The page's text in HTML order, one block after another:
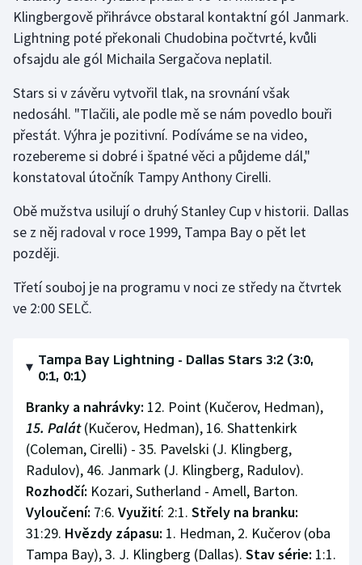
Klingbergově přihrávce obstaral kontaktní gól Janmark.
Lightning poté překonali Chudobina počtvrté, kvůli
ofsajdu ale gól Michaila Sergačova neplatil.
Stars si v závěru vytvořil tlak, na srovnání však
nedosáhl. "Tlačili, ale podle mě se nám povedlo bouři
přestát. Výhra je pozitivní. Podíváme se na video,
rozebereme si dobré i špatné věci a půjdeme dál,"
konstatoval útočník Tampy Anthony Cirelli.
Obě mužstva usilují o druhý Stanley Cup v historii. Dallas
se z něj radoval v roce 1999, Tampa Bay o pět let
později.
Třetí souboj je na programu v noci ze středy na čtvrtek
ve 2:00 SELČ.
Tampa Bay Lightning - Dallas Stars 3:2 (3:0,
0:1, 0:1)
Branky a nahrávky: 12. Point (Kučerov, Hedman),
15. Palát(Kučerov, Hedman), 16. Shattenkirk
(Coleman, Cirelli) - 35. Pavelski (J. Klingberg,
Radulov), 46. Janmark (J. Klingberg, Radulov).
Rozhodčí: Kozari, Sutherland - Amell, Barton.
Vyloučení: 7:6. Využití: 2:1. Střely na branku:
31:29. Hvězdy zápasu: 1. Hedman, 2. Kučerov (oba
Tampa Bay), 3. J. Klingberg (Dallas). Stav série: 1:1.